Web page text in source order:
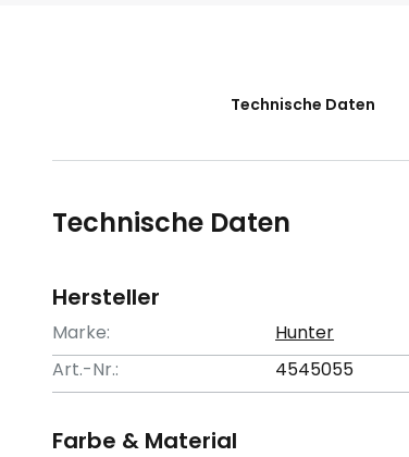
Technische Daten
Technische Daten
Hersteller
Marke:
Hunter
Art.-Nr.:
4545055
Farbe & Material